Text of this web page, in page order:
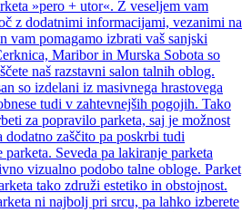
»pero + utor«. Z veseljem vam
z dodatnimi informacijami, vezanimi na
vam pomagamo izbrati vaš sanjski
Maribor in Murska Sobota so
naš razstavni salon talnih oblog.
so izdelani iz masivnega hrastovega
tudi v zahtevnejših pogojih. Tako
za popravilo parketa, saj je možnost
dodatno zaščito pa poskrbi tudi
Seveda pa lakiranje parketa
vizualno podobo talne obloge. Parket
tako združi estetiko in obstojnost.
ni najbolj pri srcu, pa lahko izberete